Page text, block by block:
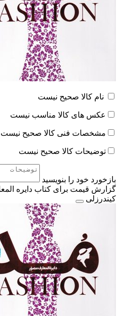
نام کالا صحیح نیست
عکس های کالا مناسب نیست
مشخصات فنی کالا صحیح نیست
توضیحات کالا صحیح نیست
بازخورد خود را بنویسید
گزارش قیمت برای کتاب دایره
کیندرزلی